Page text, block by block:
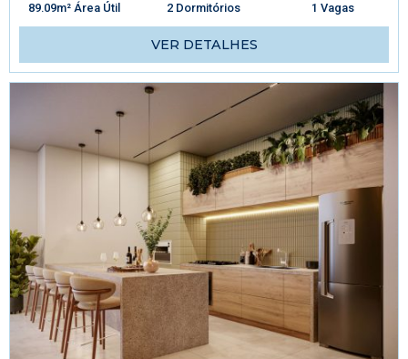
89.09m² Área Útil 2 Dormitórios 1 Vagas
VER DETALHES